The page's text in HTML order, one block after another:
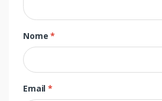
Nome*
Email*